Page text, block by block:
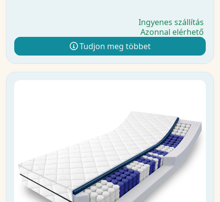
Ingyenes szállítás
Azonnal elérhető
Tudjon meg többet